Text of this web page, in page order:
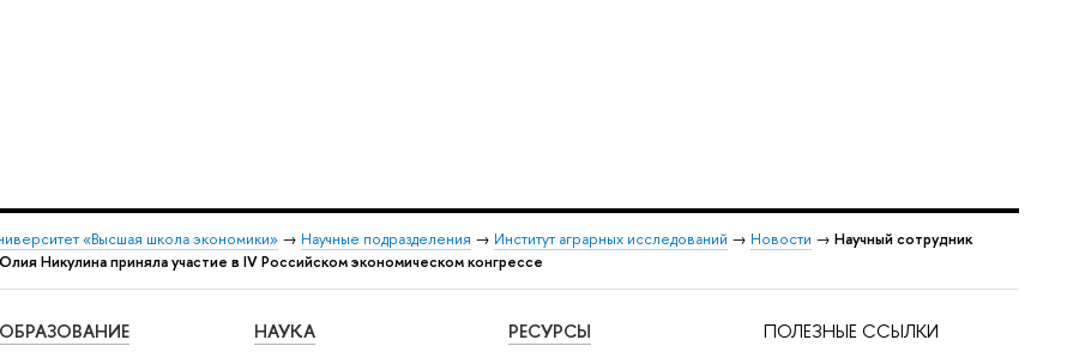
«Высшая школа экономики» → Научные подразделения → Институт аграрных исследований → Новости → Научный сотрудник
Никулина приняла участие в IV Российском экономическом конгрессе
ОБРАЗОВАНИЕ НАУКА РЕСУРСЫ ПОЛЕЗНЫЕ ССЫЛКИ